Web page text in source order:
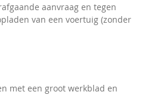
aanvraag en tegen
van een voertuig (zonder
met een groot werkblad en